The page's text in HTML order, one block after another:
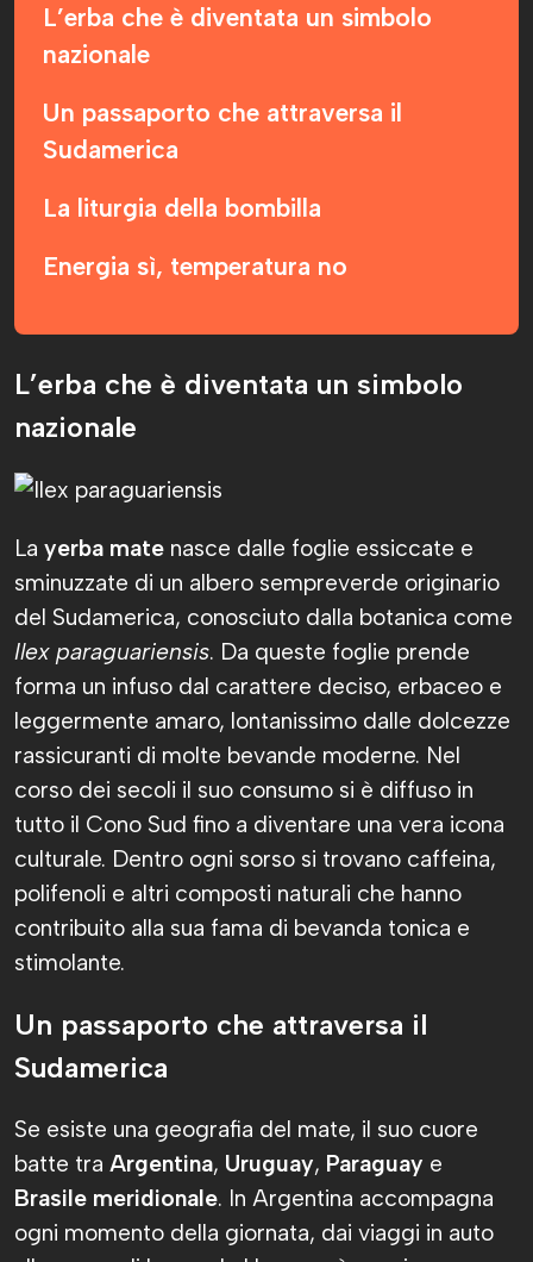
L’erba che è diventata un simbolo
nazionale
Un passaporto che attraversa il
Sudamerica
La liturgia della bombilla
Energia sì, temperatura no
L’erba che è diventata un simbolo
nazionale
La yerba mate nasce dalle foglie essiccate e
sminuzzate di un albero sempreverde originario
del Sudamerica, conosciuto dalla botanica come
Ilex paraguariensis. Da queste foglie prende
forma un infuso dal carattere deciso, erbaceo e
leggermente amaro, lontanissimo dalle dolcezze
rassicuranti di molte bevande moderne. Nel
corso dei secoli il suo consumo si è diffuso in
tutto il Cono Sud fino a diventare una vera icona
culturale. Dentro ogni sorso si trovano caffeina,
polifenoli e altri composti naturali che hanno
contribuito alla sua fama di bevanda tonica e
stimolante.
Un passaporto che attraversa il
Sudamerica
Se esiste una geografia del mate, il suo cuore
batte tra Argentina, Uruguay, Paraguay e
Brasile meridionale. In Argentina accompagna
ogni momento della giornata, dai viaggi in auto